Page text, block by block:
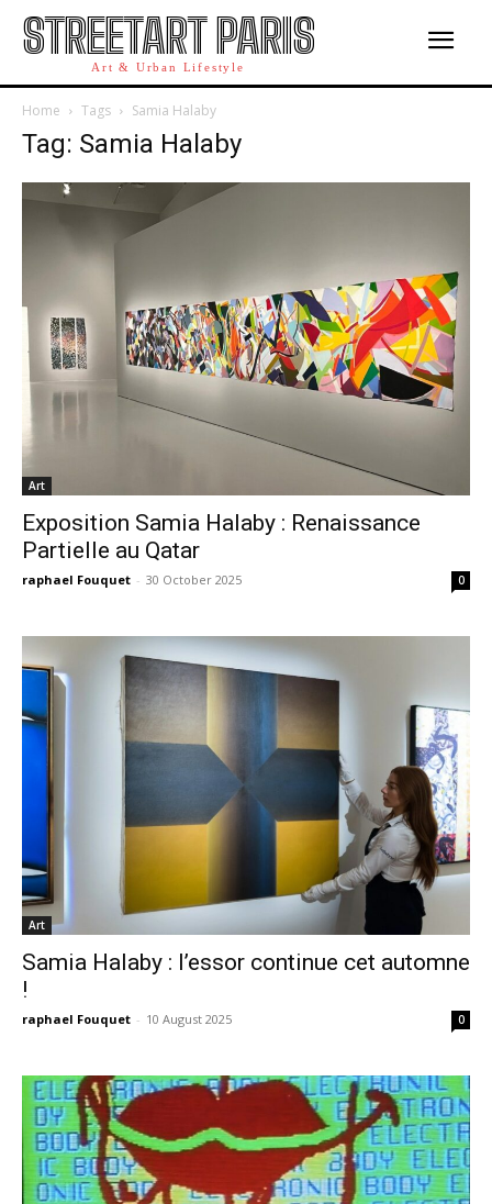
STREETART PARIS
Art & Urban Lifestyle
Home Tags Samia Halaby
Tag: Samia Halaby
Art
Exposition Samia Halaby : Renaissance
Partielle au Qatar
raphael Fouquet - 30 October 2025 0
Art
Samia Halaby : l’essor continue cet automne
!
raphael Fouquet - 10 August 2025 0